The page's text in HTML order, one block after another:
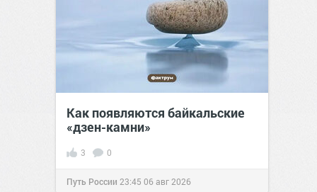
Как появляются байкальские
«дзен-камни»
3 0
Путь России 23:45 06 авг 2026